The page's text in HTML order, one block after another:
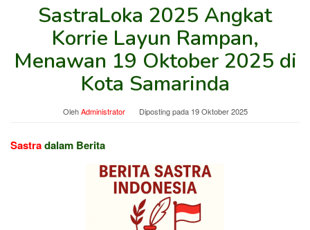
SastraLoka 2025 Angkat
Korrie Layun Rampan,
Menawan 19 Oktober 2025 di
Kota Samarinda
OlehAdministrator Diposting pada 19 Oktober 2025
Sastradalam Berita